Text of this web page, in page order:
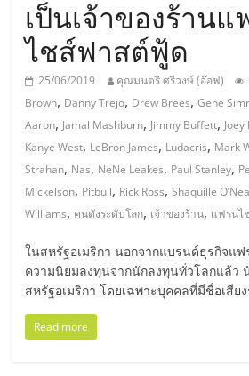
ส
เอ็
มอี
ไทย,
SMEs,
แฟ
รน
เป็นเจ้าของร้านแ
ไชส์ฟาสต์ฟู้ด
25/06/2019 คุณมนตรี ศรีวงษ์ (อ๊อฟ)
Brown, Danny Trejo, Drew Brees,Gene
Aaron, Jamal Mashburn, Jimmy Buffett, Joey
Kanye West, LeBron James, Ludacris, Mark
Strahan, Nas, NeNe Leakes, Paul Stanley,
Mickelson, Pitbull, Rick Ross,Shaquille
Williams, คนดังระดับโลก, เจ้าของร้าน, แฟรนไ
ในสหรัฐอเมริกา นอกจากแบรนด์ธุรกิจแ
ความนิยมลงทุนจากนักลงทุนทั่วโลกแล้ว
สหรัฐอเมริกา โดยเฉพาะบุคคลที่มีชื่อเสีย
Read more